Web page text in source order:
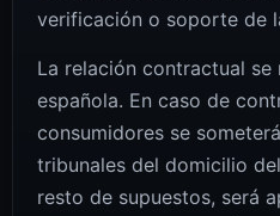
verificación o soporte de
La relación contractual
española. En caso de
consumidores se
tribunales del domicilio
resto de supuestos, será